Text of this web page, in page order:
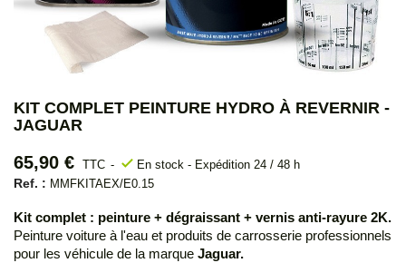
KIT COMPLET PEINTURE HYDRO À REVERNIR -
JAGUAR
65,90 € TTC check En stock - Expédition 24 / 48 h
Ref. : MMFKITAEX/E0.15
Kit complet : peinture + dégraissant + vernis anti-rayure 2K.
Peinture voiture à l'eau et produits de carrosserie professionnels
pour les véhicule de la marque Jaguar.